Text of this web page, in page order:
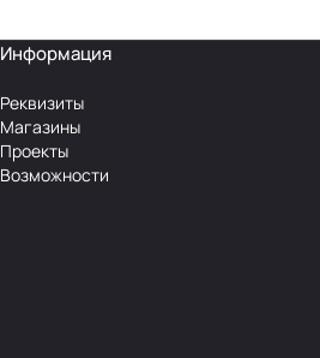
Информация
Реквизиты
Магазины
Проекты
Возможности